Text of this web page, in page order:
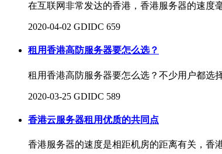
在互联网非常发达的香港，香港服务器的速度
2020-04-02 GDIDC 659
租用香港高防服务器要怎么选？
租用香港高防服务器要怎么选？不少用户都选
2020-03-25 GDIDC 589
香港云服务器租用优质的共同点
香港服务器的速度是相距机房的距离有关，香